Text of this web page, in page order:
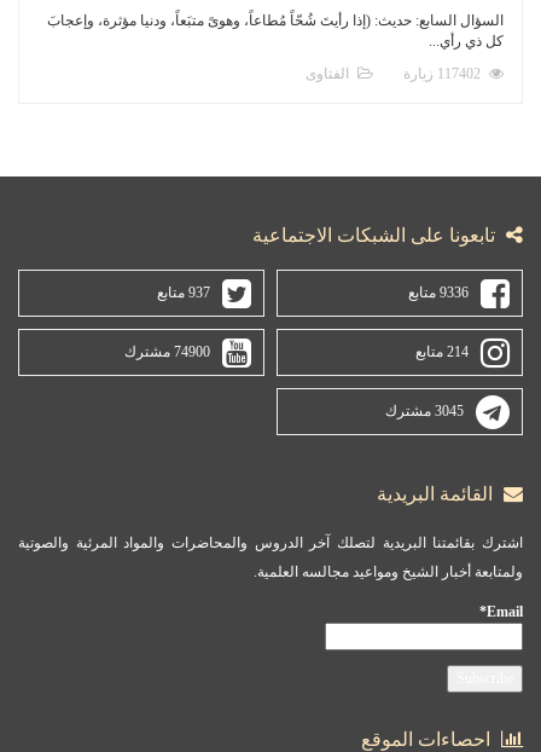
السؤال السابع: حديث: (إذا رأيتَ شُحّاً مُطاعاً، وهوىً متبَعاً، ودنيا مؤثرة، وإعجابَ
كل ذي رأي...
الفتاوى
تابعونا على الشبكات الاجتماعية
9336 متابع 937 متابع
214 متابع 74900 مشترك
3045 مشترك
القائمة البريدية
اشترك بقائمتنا البريدية لتصلك آخر الدروس والمحاضرات والمواد المرئية والصوتية
ولمتابعة أخبار الشيخ ومواعيد مجالسه العلمية.
Email*
احصاءات الموقع